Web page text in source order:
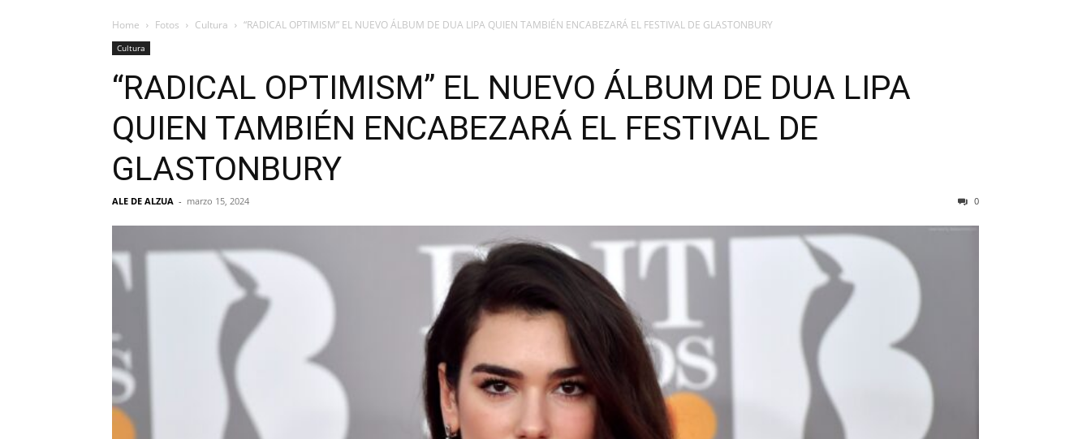
Home Fotos Cultura “RADICAL OPTIMISM” EL NUEVO ÁLBUM DE DUA LIPA QUIEN TAMBIÉN ENCABEZARÁ EL FESTIVAL DE GLASTONBURY
Cultura
“RADICAL OPTIMISM” EL NUEVO ÁLBUM DE DUA LIPA
QUIEN TAMBIÉN ENCABEZARÁ EL FESTIVAL DE
GLASTONBURY
ALE DE ALZUA - marzo 15, 2024 0